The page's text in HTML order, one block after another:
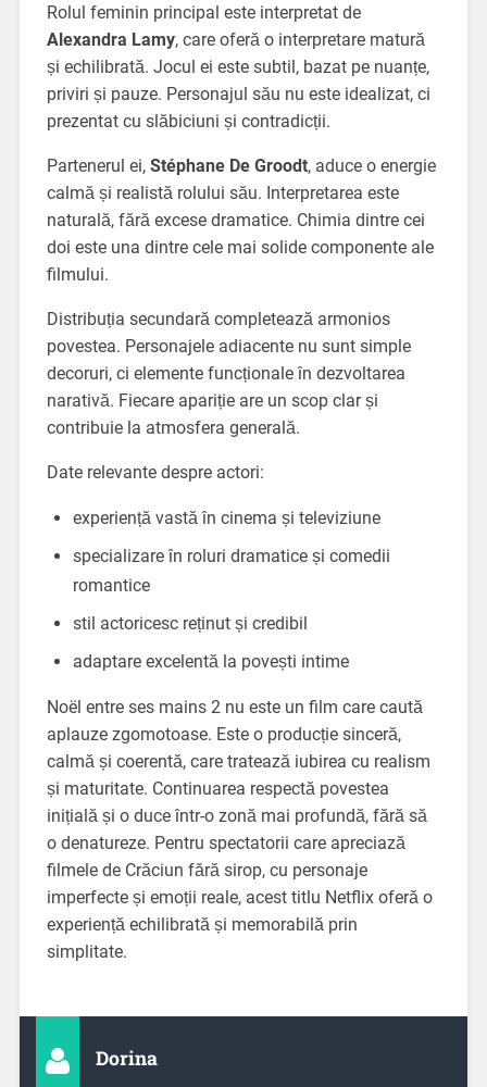
Rolul feminin principal este interpretat de
Alexandra Lamy, care oferă o interpretare matură
și echilibrată. Jocul ei este subtil, bazat pe nuanțe,
priviri și pauze. Personajul său nu este idealizat, ci
prezentat cu slăbiciuni și contradicții.
Partenerul ei, Stéphane De Groodt, aduce o energie
calmă și realistă rolului său. Interpretarea este
naturală, fără excese dramatice. Chimia dintre cei
doi este una dintre cele mai solide componente ale
filmului.
Distribuția secundară completează armonios
povestea. Personajele adiacente nu sunt simple
decoruri, ci elemente funcționale în dezvoltarea
narativă. Fiecare apariție are un scop clar și
contribuie la atmosfera generală.
Date relevante despre actori:
experiență vastă în cinema și televiziune
specializare în roluri dramatice și comedii
romantice
stil actoricesc reținut și credibil
adaptare excelentă la povești intime
Noël entre ses mains 2 nu este un film care caută
aplauze zgomotoase. Este o producție sinceră,
calmă și coerentă, care tratează iubirea cu realism
și maturitate. Continuarea respectă povestea
inițială și o duce într-o zonă mai profundă, fără să
o denatureze. Pentru spectatorii care apreciază
filmele de Crăciun fără sirop, cu personaje
imperfecte și emoții reale, acest titlu Netflix oferă o
experiență echilibrată și memorabilă prin
simplitate.
Dorina